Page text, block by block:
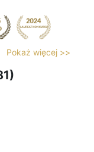
Pokaż więcej >>